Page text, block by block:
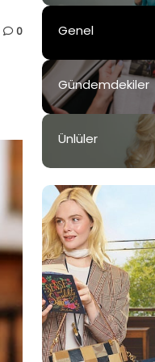
0 Genel
Gündemdekiler
Ünlüler